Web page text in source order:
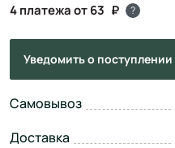
4 платежа от 63 ?
Уведомитьо поступлении
Самовывоз
Доставка